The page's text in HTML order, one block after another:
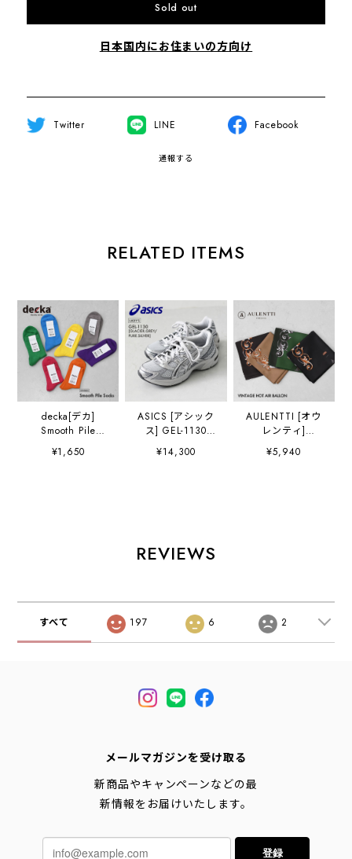
Sold out
日本国内にお住まいの方向け
Twitter LINE Facebook
通報する
RELATED ITEMS
decka[デカ]
Smooth Pile
Socks [de-34] ス
ムースパイルソッ
¥1,650
ASICS [アシック
ス] GEL-1130
GLACIER.GREY/P
URE.SILVER
ス・MEN'S /
LADY'S
¥14,300
AULENTTI [オウ
レンティ]
VINTAGE HOT
AIR BALLON(気
¥5,940
REVIEWS
すべて 197 6 2
メールマガジンを受け取る
新商品やキャンペーンなどの最
新情報をお届けいたします。
登録